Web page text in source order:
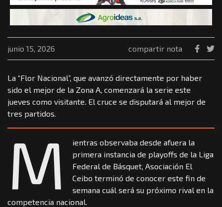
junio 15, 2026 compartir nota
La “Flor Nacional”, que avanzó directamente por haber
sido el mejor de la Zona A, comenzará la serie este
jueves como visitante. El cruce se disputará al mejor de
tres partidos.
M
ientras observaba desde afuera la
primera instancia de playoffs de la Liga
Federal de Básquet, Asociación El
Ceibo terminó de conocer este fin de
semana cuál será su próximo rival en la
competencia nacional.